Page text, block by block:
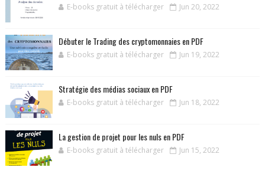
E-books gratuit à télécharger Jun 20, 2022
Débuter le Trading des cryptomonnaies en PDF
E-books gratuit à télécharger Jun 19, 2022
Stratégie des médias sociaux en PDF
E-books gratuit à télécharger Jun 18, 2022
La gestion de projet pour les nuls en PDF
E-books gratuit à télécharger Jun 15, 2022